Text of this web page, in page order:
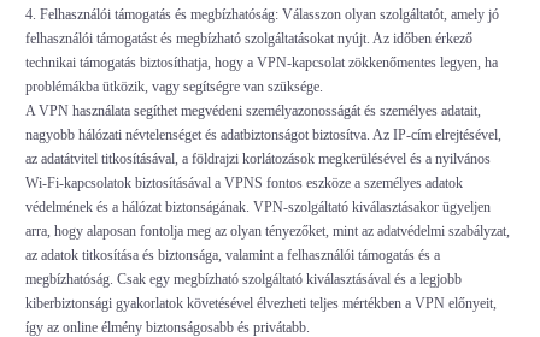
4. Felhasználói támogatás és megbízhatóság: Válasszon olyan szolgáltatót, amely jó
felhasználói támogatást és megbízható szolgáltatásokat nyújt. Az időben érkező
technikai támogatás biztosíthatja, hogy a VPN-kapcsolat zökkenőmentes legyen, ha
problémákba ütközik, vagy segítségre van szüksége.
A VPN használata segíthet megvédeni személyazonosságát és személyes adatait,
nagyobb hálózati névtelenséget és adatbiztonságot biztosítva. Az IP-cím elrejtésével,
az adatátvitel titkosításával, a földrajzi korlátozások megkerülésével és a nyilvános
Wi-Fi-kapcsolatok biztosításával a VPNS fontos eszköze a személyes adatok
védelmének és a hálózat biztonságának. VPN-szolgáltató kiválasztásakor ügyeljen
arra, hogy alaposan fontolja meg az olyan tényezőket, mint az adatvédelmi szabályzat,
az adatok titkosítása és biztonsága, valamint a felhasználói támogatás és a
megbízhatóság. Csak egy megbízható szolgáltató kiválasztásával és a legjobb
kiberbiztonsági gyakorlatok követésével élvezheti teljes mértékben a VPN előnyeit,
így az online élmény biztonságosabb és privátabb.